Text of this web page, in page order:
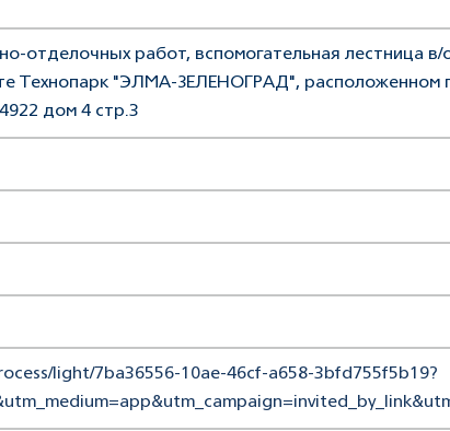
отделочных работ, вспомогательная лестница
Технопарк "ЭЛМА-ЗЕЛЕНОГРАД", расположенном
дом 4 стр.3
light/7ba36556-10ae-46cf-a658-3bfd755f5b19?